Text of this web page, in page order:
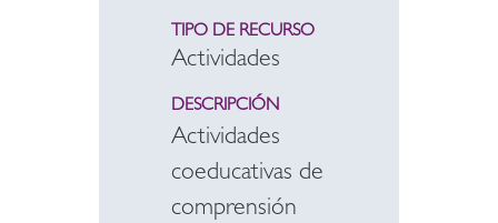
TIPO DE RECURSO
Actividades
DESCRIPCIÓN
Actividades
coeducativas de
comprensión